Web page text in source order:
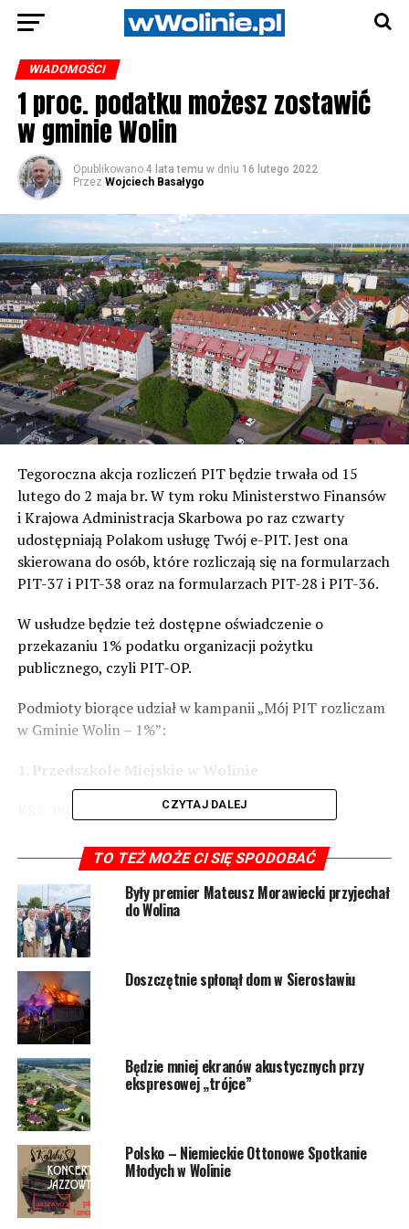
WIADOMOŚCI
1 proc. podatku możesz zostawić
w gminie Wolin
Opublikowano 4 lata temu w dniu 16 lutego 2022
Przez Wojciech Basałygo
Tegoroczna akcja rozliczeń PIT będzie trwała od 15
lutego do 2 maja br. W tym roku Ministerstwo Finansów
i Krajowa Administracja Skarbowa po raz czwarty
udostępniają Polakom usługę Twój e-PIT. Jest ona
skierowana do osób, które rozliczają się na formularzach
PIT-37 i PIT-38 oraz na formularzach PIT-28 i PIT-36.
W usłudze będzie też dostępne oświadczenie o
przekazaniu 1% podatku organizacji pożytku
publicznego, czyli PIT-OP.
Podmioty biorące udział w kampanii „Mój PIT rozliczam
w Gminie Wolin – 1%”:
1. Przedszkole Miejskie w Wolinie
Cel: Przedszkole w Wolinie 7571
2. Publiczna Szkoła Podstawowa im. Bolesława
Krzywoustego w Wolinie
KRS: 0000270261
Cel: PSP Wolin 9821
3. Polskie Stowarzyszenie na rzecz Osób z
Niepełnosprawnością Intelektualną KOŁO w Wolinie
KRS 0000293200
4. Ochotnicza Straż Pożarna w Wolinie
KRS: 0000222037
5. Ochotnicza Straż Pożarna w Kołczewie
CZYTAJ DALEJ
TO TEŻ MOŻE CI SIĘ SPODOBAĆ
Były premier Mateusz Morawiecki przyjechał
do Wolina
Doszczętnie spłonął dom w Sierosławiu
Będzie mniej ekranów akustycznych przy
ekspresowej „trójce”
Polsko – Niemieckie Ottonowe Spotkanie
Młodych w Wolinie